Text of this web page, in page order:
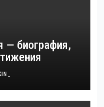
— биография,